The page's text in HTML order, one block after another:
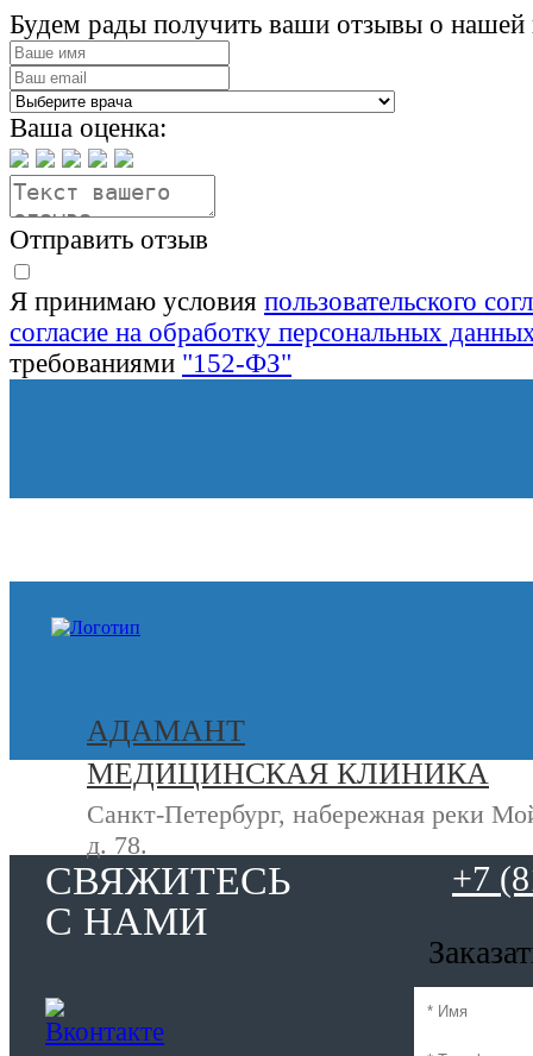
Будем рады получить ваши отзывы о нашей
Ваша оценка:
Отправить отзыв
Я принимаю условия пользовательского
согласие на обработку персональных
требованиями "152-ФЗ"
АДАМАНТ
МЕДИЦИНСКАЯ КЛИНИКА
Санкт-Петербург, набережная реки
д. 78.
СВЯЖИТЕСЬ
С НАМИ
+7